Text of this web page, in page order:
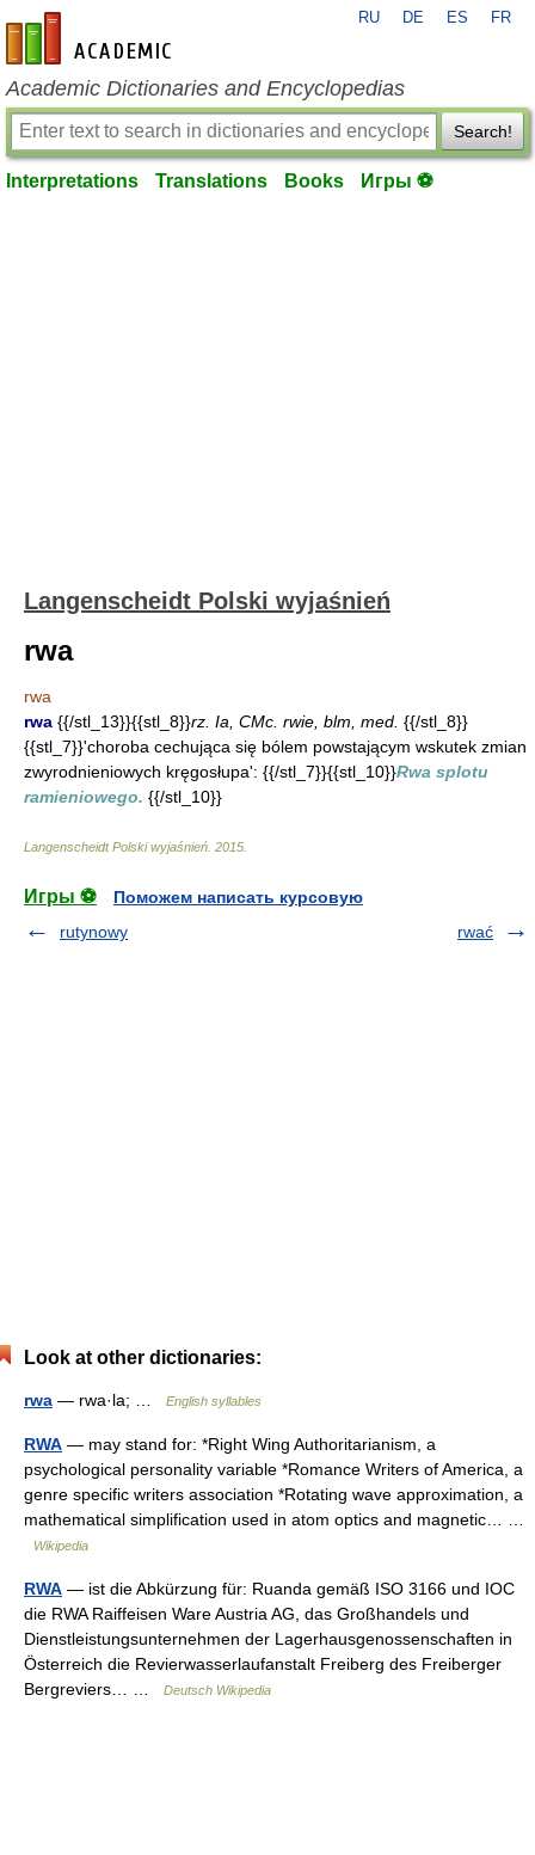
en-academic.com
RU DE ES FR
Academic Dictionaries and Encyclopedias
Search!
Interpretations Translations Books Игры ⚽
Langenscheidt Polski wyjaśnień
rwa
rwa
rwa {{/stl_13}}{{stl_8}}rz. Ia, CMc. rwie, blm, med. {{/stl_8}}
{{stl_7}}'choroba cechująca się bólem powstającym wskutek zmian
zwyrodnieniowych kręgosłupa': {{/stl_7}}{{stl_10}}Rwa splotu
ramieniowego. {{/stl_10}}
Langenscheidt Polski wyjaśnień 2015
Игры ⚽
Поможем написать курсовую
rutynowy
rwać
Look at other dictionaries:
rwa — rwa·la; … English syllables
RWA — may stand for: *Right Wing Authoritarianism, a
psychological personality variable *Romance Writers of America, a
genre specific writers association *Rotating wave approximation, a
mathematical simplification used in atom optics and magnetic… …
Wikipedia
RWA — ist die Abkürzung für: Ruanda gemäß ISO 3166 und IOC
die RWA Raiffeisen Ware Austria AG, das Großhandels und
Dienstleistungsunternehmen der Lagerhausgenossenschaften in
Österreich die Revierwasserlaufanstalt Freiberg des Freiberger
Bergreviers… …
Deutsch Wikipedia